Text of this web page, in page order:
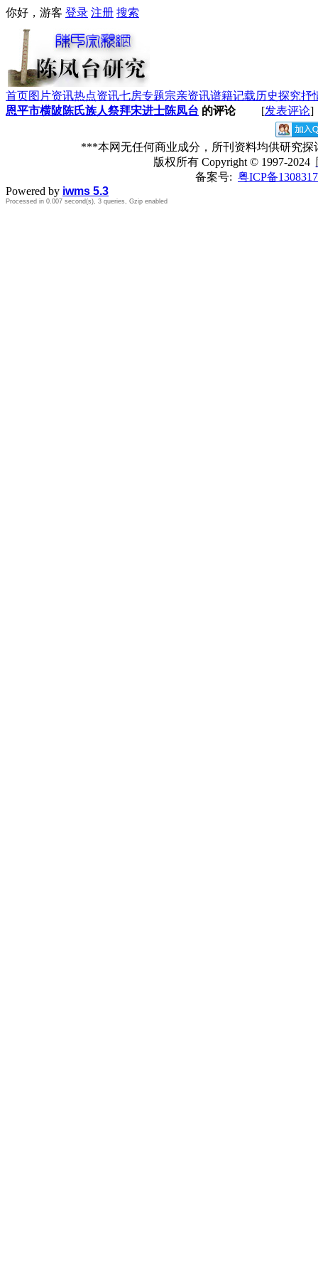
你好，游客 登录 注册 搜索
首页图片资讯热点资讯七房专题宗亲资讯谱籍记载历史探究抒
恩平市横陂陈氏族人祭拜宋进士陈凤台 的评论[发表评论]
***本网无任何商业成分，所刊资料均供研究
版权所有 Copyright © 1997-2024
备案号: 粤ICP备
Powered by iwms 5.3
Processed in 0.007 second(s), 3 queries, Gzip enabled